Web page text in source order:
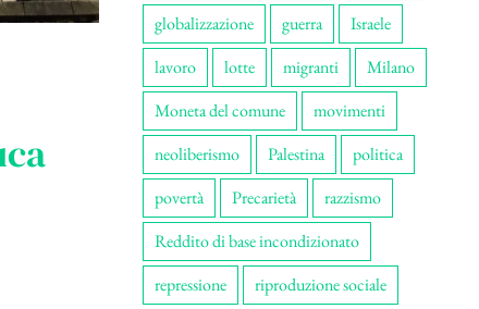
globalizzazione
guerra
Israele
lavoro
lotte migranti
Milano
Moneta del comune
movimenti
neoliberismo
Palestina
politica
povertà
Precarietà
razzismo
Reddito di base incondizionato
repressione
riproduzione sociale